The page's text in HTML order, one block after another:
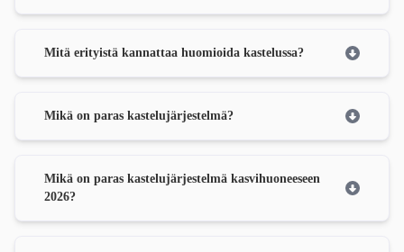
Mitä erityistä kannattaa huomioida kastelussa?
Mikä on paras kastelujärjestelmä?
Mikä on paras kastelujärjestelmä kasvihuoneeseen
2026?